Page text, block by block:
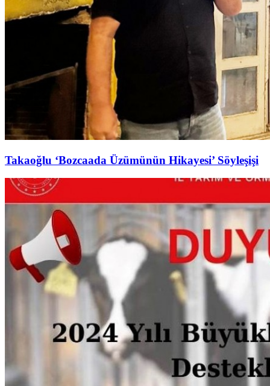
Takaoğlu ‘Bozcaada Üzümünün Hikayesi’ Söyleşişi